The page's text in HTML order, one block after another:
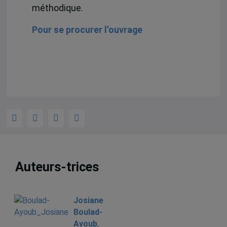
méthodique.
Pour se procurer l’ouvrage
Auteurs-trices
Josiane
Boulad-
Ayoub,